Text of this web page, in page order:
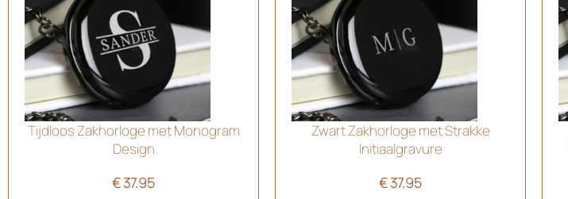
Tijdloos Zakhorloge met Monogram
Design
€37.95
Zwart Zakhorloge met Strakke
Initiaalgravure
€37.95